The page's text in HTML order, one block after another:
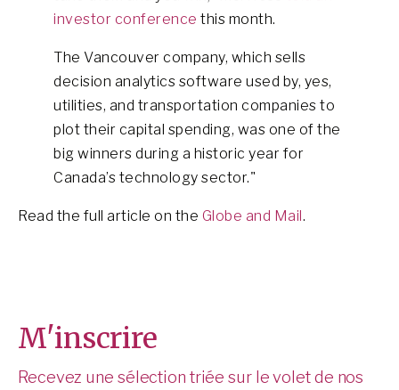
investor conference this month.
The Vancouver company, which sells
decision analytics software used by, yes,
utilities, and transportation companies to
plot their capital spending, was one of the
big winners during a historic year for
Canada’s technology sector."
Read the full article on the Globe and Mail.
M'inscrire
Recevez une sélection triée sur le volet de nos